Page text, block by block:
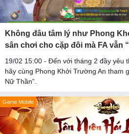
Không đâu tâm lý như Phong
sân chơi cho cặp đôi mà FA vẫn
19/02 15:00 - Đến với tháng 2 đầy yêu
hãy cùng Phong Khởi Trường An tham
Nữ Thần”.
Game Mobile